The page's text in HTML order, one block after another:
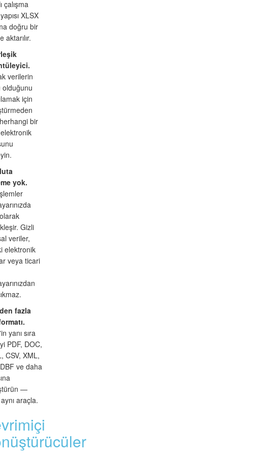
çalışma
XLSX
doğru bir
aktarılır.
verilerin
olduğunu
için
bir
yok.
Gizli
veriler,
elektronik
veya ticari
fazla
yanı sıra
PDF, DOC,
CSV, XML,
ve daha
—
araçla.